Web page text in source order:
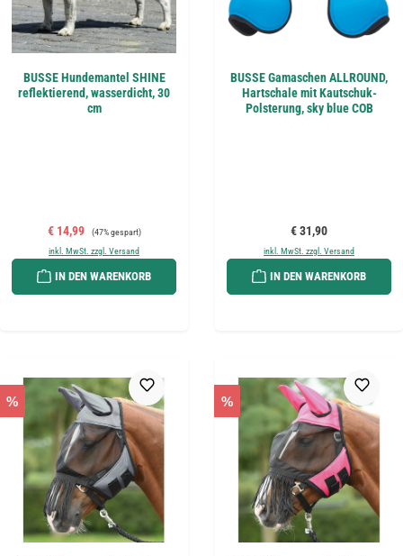
BUSSE Hundemantel SHINE
reflektierend, wasserdicht, 30
cm
Verkaufspreis:
€ 14,99 Regulärer Preis:
(47% gespart)
inkl. MwSt. zzgl. Versand
IN DEN WARENKORB
BUSSE Gamaschen ALLROUND,
Hartschale mit Kautschuk-
Polsterung, sky blue COB
Regulärer Preis:
€ 31,90
inkl. MwSt. zzgl. Versand
IN DEN WARENKORB
% %